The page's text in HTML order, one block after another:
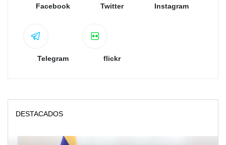
Facebook Twitter Instagram
Telegram flickr
DESTACADOS